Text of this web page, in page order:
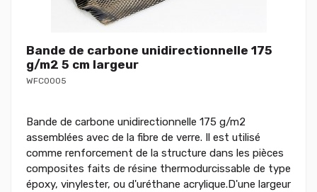
Bande de carbone unidirectionnelle 175
g/m2 5 cm largeur
WFC0005
Bande de carbone unidirectionnelle 175 g/m2
assemblées avec de la fibre de verre. Il est utilisé
comme renforcement de la structure dans les pièces
composites faits de résine thermodurcissable de type
époxy, vinylester, ou d'uréthane acrylique.D'une largeur